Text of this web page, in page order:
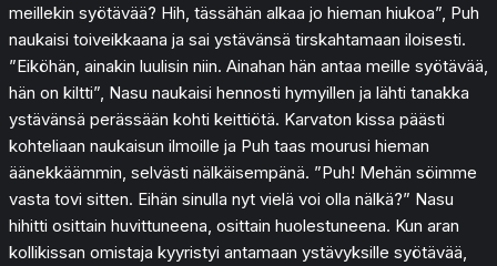
meillekin syötävää? Hih, tässähän alkaa jo hieman hiukoa”, Puh
naukaisi toiveikkaana ja sai ystävänsä tirskahtamaan iloisesti.
”Eiköhän, ainakin luulisin niin. Ainahan hän antaa meille syötävää,
hän on kiltti”, Nasu naukaisi hennosti hymyillen ja lähti tanakka
ystävänsä perässään kohti keittiötä. Karvaton kissa päästi
kohteliaan naukaisun ilmoille ja Puh taas mourusi hieman
äänekkäämmin, selvästi nälkäisempänä. ”Puh! Mehän söimme
vasta tovi sitten. Eihän sinulla nyt vielä voi olla nälkä?” Nasu
hihitti osittain huvittuneena, osittain huolestuneena. Kun aran
kollikissan omistaja kyyristyi antamaan ystävyksille syötävää,